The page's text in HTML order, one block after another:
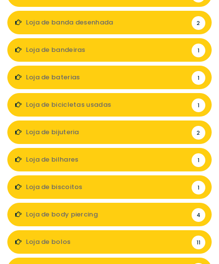
Loja de banda desenhada 2
Loja de bandeiras 1
Loja de baterias 1
Loja de bicicletas usadas 1
Loja de bijuteria 2
Loja de bilhares 1
Loja de biscoitos 1
Loja de body piercing 4
Loja de bolos 11